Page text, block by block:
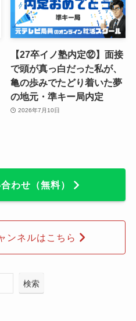
【27卒イノ塾内定⑫】面接
で頭が真っ白だった私が、
亀の歩みでたどり着いた夢
の地元・準キー局内定
2026年7月10日
わせ（無料）
ンネルはこちら
検索